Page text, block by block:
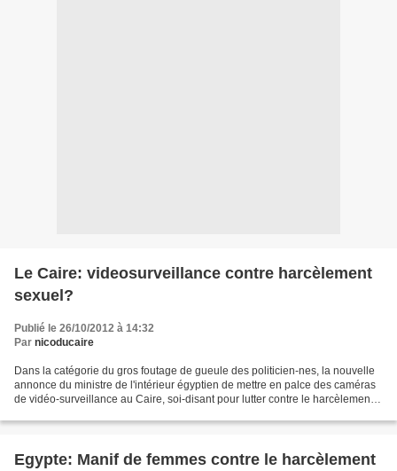
Le Caire: videosurveillance contre harcèlement
sexuel?
Publié le 26/10/2012 à 14:32
Par nicoducaire
Dans la catégorie du gros foutage de gueule des politicien-nes, la nouvelle
annonce du ministre de l'intérieur égyptien de mettre en palce des caméras
de vidéo-surveillance au Caire, soi-disant pour lutter contre le harcèlement
Egypte: Manif de femmes contre le harcèlement